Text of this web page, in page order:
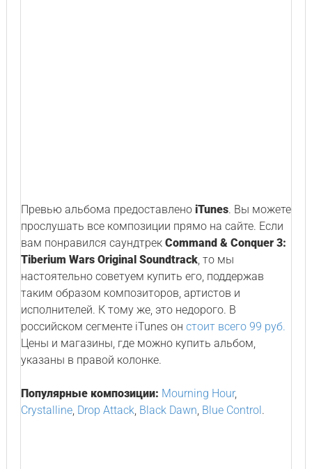
Превью альбома предоставлено iTunes. Вы можете
прослушать все композиции прямо на сайте. Если
вам понравился саундтрек Command & Conquer 3:
Tiberium Wars Original Soundtrack, то мы
настоятельно советуем купить его, поддержав
таким образом композиторов, артистов и
исполнителей. К тому же, это недорого. В
российском сегменте iTunes он стоит всего 99 руб.
Цены и магазины, где можно купить альбом,
указаны в правой колонке.
Популярные композиции: Mourning Hour,
Crystalline, Drop Attack, Black Dawn, Blue Control.